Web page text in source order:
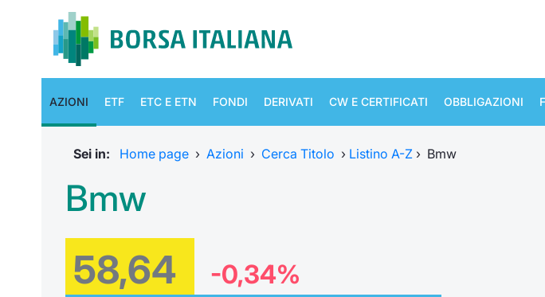
AZIONI ETF ETC E ETN FONDI DERIVATI CW E CERTIFICATI OBBLIGAZIONI
Sei in: Home page › Azioni › Cerca Titolo › Listino A-Z › Bmw
Bmw
58,64 -0,34%